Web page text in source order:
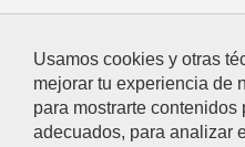
Usamos cookies y otras
mejorar tu experiencia de
para mostrarte
adecuados, para analizar